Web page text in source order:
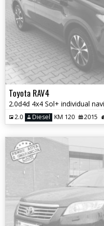
Toyota RAV4
2.0 Diesel KM 120 2015